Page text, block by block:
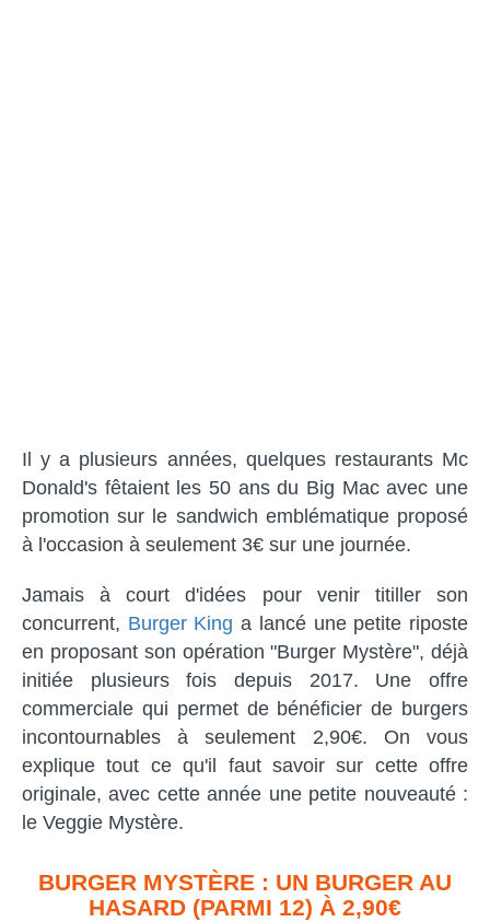
Il y a plusieurs années, quelques restaurants Mc
Donald's fêtaient les 50 ans du Big Mac avec une
promotion sur le sandwich emblématique proposé
à l'occasion à seulement 3€ sur une journée.
Jamais à court d'idées pour venir titiller son
concurrent, Burger King a lancé une petite riposte
en proposant son opération "Burger Mystère", déjà
initiée plusieurs fois depuis 2017. Une offre
commerciale qui permet de bénéficier de burgers
incontournables à seulement 2,90€. On vous
explique tout ce qu'il faut savoir sur cette offre
originale, avec cette année une petite nouveauté :
le Veggie Mystère.
BURGER MYSTÈRE : UN BURGER AU
HASARD (PARMI 12) À 2,90€